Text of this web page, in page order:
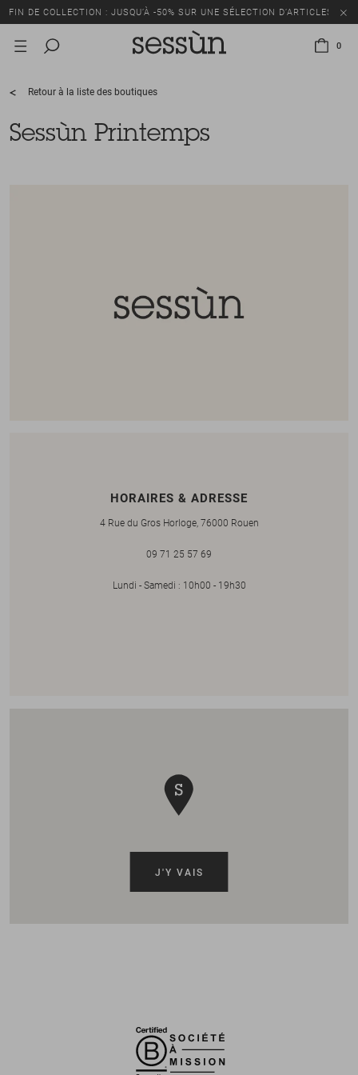
FIN DE COLLECTION : JUSQU’À -50% SUR UNE SÉLECTION D’ARTICLES
0
Retour à la liste des boutiques
Sessùn Printemps
HORAIRES & ADRESSE
4 Rue du Gros Horloge, 76000 Rouen
09 71 25 57 69
Lundi - Samedi : 10h00 - 19h30
J'Y VAIS